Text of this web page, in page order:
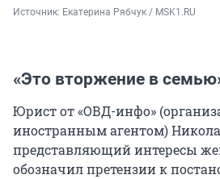
Источник: Екатерина Рябчук / MSK1.RU
«Это вторжение в
Юрист от «ОВД-инфо»
иностранным агентом)
представляющий интересы
обозначил претензии к